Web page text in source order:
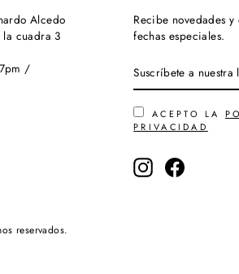
Alcedo
la cuadra 3
/
Recibe novedades
fechas especiales.
A
NUESTRA
DE
CORREO
ACEPTO LA
PRIVACIDAD
InstagramFacebook
reservados.